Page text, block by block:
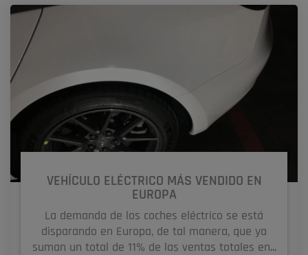
VEHÍCULO ELÉCTRICO MÁS VENDIDO EN
EUROPA
La demanda de los coches eléctrico se está
disparando en Europa, de tal manera, que ya
suman un total de 11% de las ventas totales en...